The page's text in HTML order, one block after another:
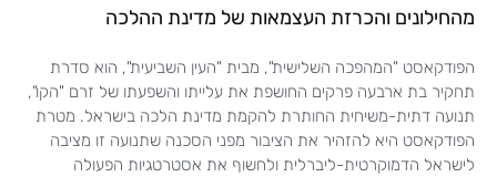
מהחילונים והכרזת העצמאות של מדינת ההלכה
הפודקאסט "המהפכה השלישית", מבית "העין השביעית", הוא סדרת
תחקיר בת ארבעה פרקים החושפת את עלייתו והשפעתו של זרם "הקו",
תנועה דתית-משיחית החותרת להקמת מדינת הלכה בישראל. מטרת
הפודקאסט היא להזהיר את הציבור מפני הסכנה שתנועה זו מציבה
לישראל הדמוקרטית-ליברלית ולחשוף את אסטרטגיות הפעולה